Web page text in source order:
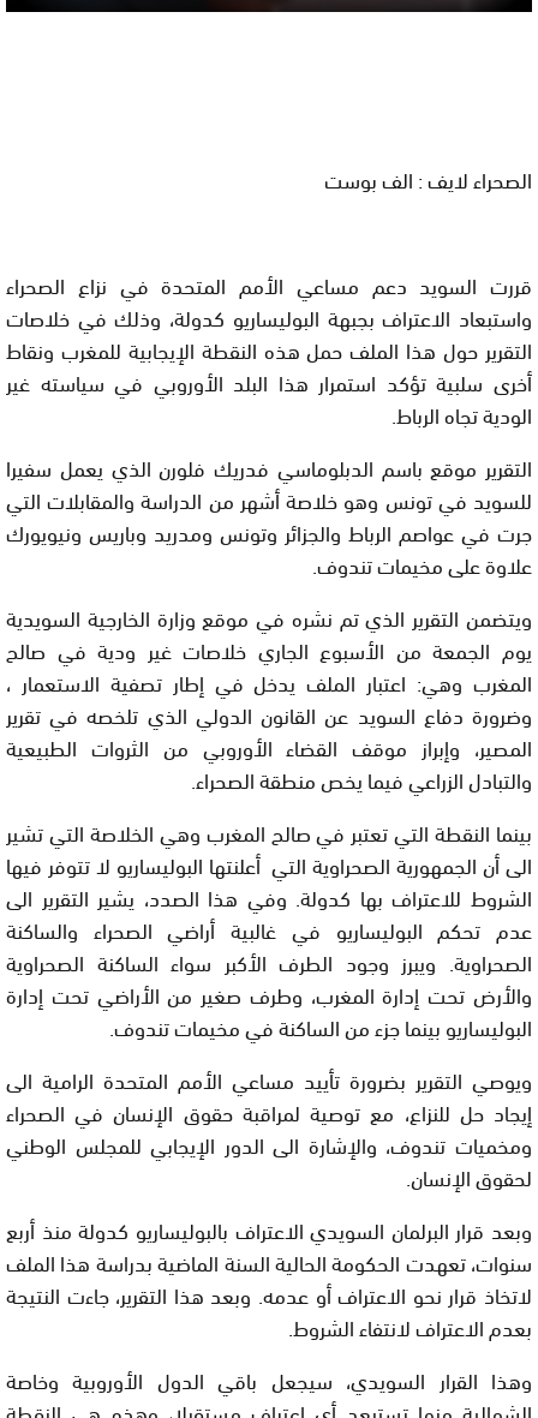
الصحراء لايف : الف بوست
قررت السويد دعم مساعي الأمم المتحدة في نزاع الصحراء
واستبعاد الاعتراف بجبهة البوليساريو كدولة، وذلك في خلاصات
التقرير حول هذا الملف حمل هذه النقطة الإيجابية للمغرب ونقاط
أخرى سلبية تؤكد استمرار هذا البلد الأوروبي في سياسته غير
الودية تجاه الرباط.
التقرير موقع باسم الدبلوماسي فدريك فلورن الذي يعمل سفيرا
للسويد في تونس وهو خلاصة أشهر من الدراسة والمقابلات التي
جرت في عواصم الرباط والجزائر وتونس ومدريد وباريس ونيويورك
علاوة على مخيمات تندوف.
ويتضمن التقرير الذي تم نشره في موقع وزارة الخارجية السويدية
يوم الجمعة من الأسبوع الجاري خلاصات غير ودية في صالح
المغرب وهي: اعتبار الملف يدخل في إطار تصفية الاستعمار ،
وضرورة دفاع السويد عن القانون الدولي الذي تلخصه في تقرير
المصير، وإبراز موقف القضاء الأوروبي من الثروات الطبيعية
والتبادل الزراعي فيما يخص منطقة الصحراء.
بينما النقطة التي تعتبر في صالح المغرب وهي الخلاصة التي تشير
الى أن الجمهورية الصحراوية التي أعلنتها البوليساريو لا تتوفر فيها
الشروط للاعتراف بها كدولة. وفي هذا الصدد، يشير التقرير الى
عدم تحكم البوليساريو في غالبية أراضي الصحراء والساكنة
الصحراوية. ويبرز وجود الطرف الأكبر سواء الساكنة الصحراوية
والأرض تحت إدارة المغرب، وطرف صغير من الأراضي تحت إدارة
البوليساريو بينما جزء من الساكنة في مخيمات تندوف.
ويوصي التقرير بضرورة تأييد مساعي الأمم المتحدة الرامية الى
إيجاد حل للنزاع، مع توصية لمراقبة حقوق الإنسان في الصحراء
ومخميات تندوف، والإشارة الى الدور الإيجابي للمجلس الوطني
لحقوق الإنسان.
وبعد قرار البرلمان السويدي الاعتراف بالبوليساريو كدولة منذ أربع
سنوات، تعهدت الحكومة الحالية السنة الماضية بدراسة هذا الملف
لاتخاذ قرار نحو الاعتراف أو عدمه. وبعد هذا التقرير، جاءت النتيجة
بعدم الاعتراف لانتفاء الشروط.
وهذا القرار السويدي، سيجعل باقي الدول الأوروبية وخاصة